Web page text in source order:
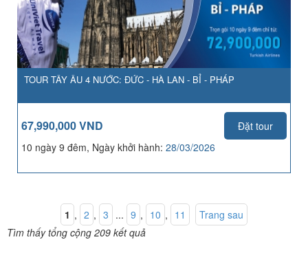
TOUR TÂY ÂU 4 NƯỚC: ĐỨC - HÀ LAN - BỈ - PHÁP
67,990,000 VND
Đặt tour
10 ngày 9 đêm, Ngày khởi hành: 28/03/2026
1 , 2 , 3 ... 9 , 10 , 11
Trang sau
Tìm thấy tổng cộng 209 kết quả